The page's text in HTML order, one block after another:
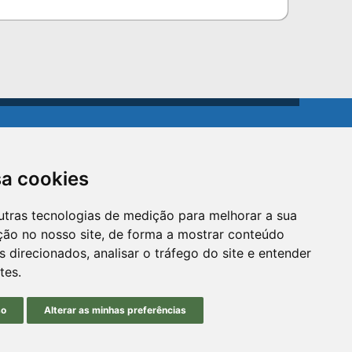
cookies
tecnologias de medição para melhorar a sua
no nosso site, de forma a mostrar conteúdo
direcionados, analisar o tráfego do site e entender
Alterar as minhas preferências
schedule
8h30 até
e 13h30 até 16h36